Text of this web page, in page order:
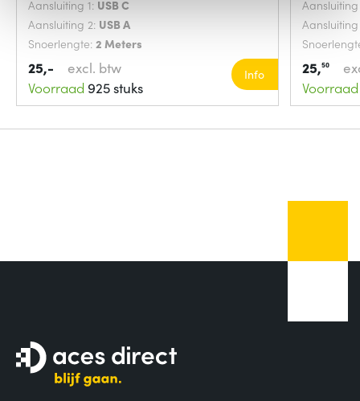
Aansluiting 1: USB C
Aansluiting 2: USB A
Snoerlengte: 2 Meters
25,-
excl. btw
Voorraad 925 stuks
Info 25,50
Voorraad